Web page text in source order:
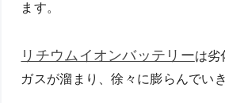
ます。
リチウムイオンバッテリーは劣
ガスが溜まり、徐々に膨らんでいき